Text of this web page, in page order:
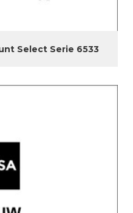
Select Serie 6533